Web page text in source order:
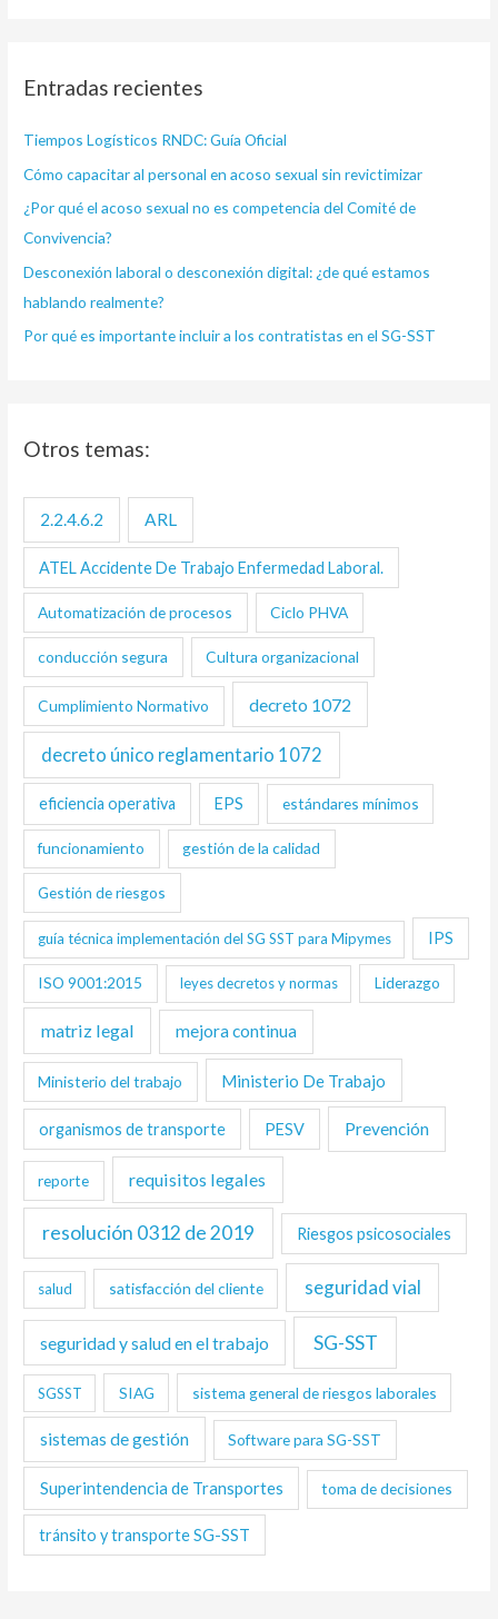
a
p
o
r
:
Entradas recientes
Tiempos Logísticos RNDC: Guía Oficial
Cómo capacitar al personal en acoso sexual sin revictimizar
¿Por qué el acoso sexual no es competencia del Comité de
Convivencia?
Desconexión laboral o desconexión digital: ¿de qué estamos
hablando realmente?
Por qué es importante incluir a los contratistas en el SG-SST
Otros temas:
2.2.4.6.2 ARL
ATEL Accidente De Trabajo Enfermedad Laboral.
Automatización de procesos Ciclo PHVA
conducción segura Cultura organizacional
Cumplimiento Normativo decreto 1072
decreto único reglamentario 1072
eficiencia operativa EPS estándares mínimos
funcionamiento gestión de la calidad
Gestión de riesgos
guía técnica implementación del SG SST para Mipymes IPS
ISO 9001:2015 leyes decretos y normas Liderazgo
matriz legal mejora continua
Ministerio del trabajo Ministerio De Trabajo
organismos de transporte PESV Prevención
reporte requisitos legales
resolución 0312 de 2019 Riesgos psicosociales
salud satisfacción del cliente seguridad vial
seguridad y salud en el trabajo SG-SST
SGSST SIAG sistema general de riesgos laborales
sistemas de gestión Software para SG-SST
Superintendencia de Transportes toma de decisiones
tránsito y transporte SG-SST